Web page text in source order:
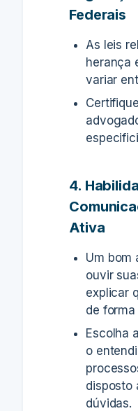
Federais
As leis
herança
variar
4.
Ativa
Um bom
ouvir
explicar
de
Escolha
o
disposto
dúvidas.